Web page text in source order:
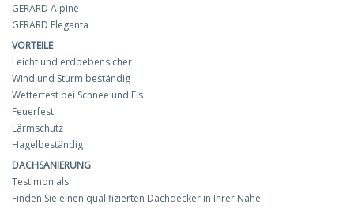
GERARD Alpine
GERARD Eleganta
VORTEILE
Leicht und erdbebensicher
Wind und Sturm beständig
Wetterfest bei Schnee und Eis
Feuerfest
Lärmschutz
Hagelbeständig
DACHSANIERUNG
Testimonials
Finden Sie einen qualifizierten Dachdecker in Ihrer Nähe